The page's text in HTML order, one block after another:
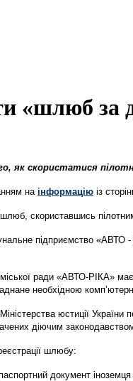
«шлюб за
як скористатися
на інформацію із
скориставшись
підприємство «АВТО -
ради «АВТО-РІКА»
необхідною
юстиції
діючим законодавством
шлюбу:
документ